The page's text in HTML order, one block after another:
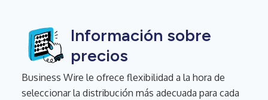
Información sobre
precios
Business Wire le ofrece flexibilidad a la hora de
seleccionar la distribución más adecuada para cada